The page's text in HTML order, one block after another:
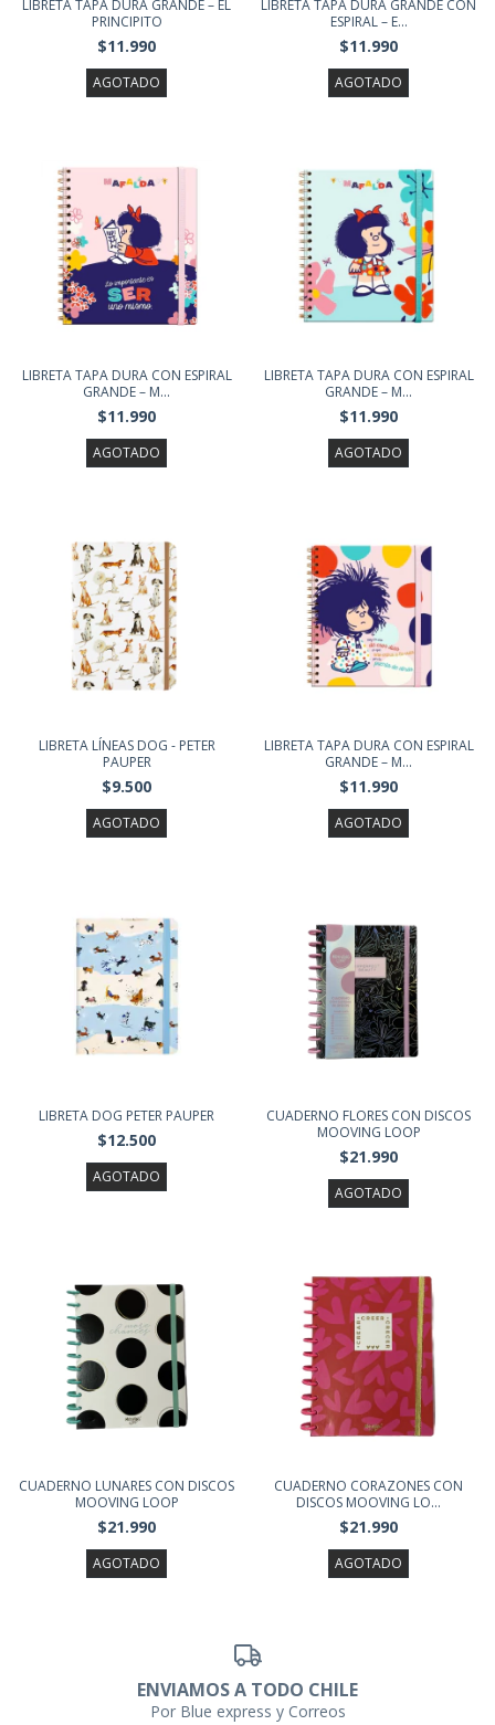
LIBRETA TAPA DURA GRANDE – EL
PRINCIPITO
$11.990
AGOTADO
LIBRETA TAPA DURA GRANDE CON
ESPIRAL – E...
$11.990
AGOTADO
LIBRETA TAPA DURA CON ESPIRAL
GRANDE – M...
$11.990
AGOTADO
LIBRETA TAPA DURA CON ESPIRAL
GRANDE – M...
$11.990
AGOTADO
LIBRETA LÍNEAS DOG - PETER
PAUPER
$9.500
AGOTADO
LIBRETA TAPA DURA CON ESPIRAL
GRANDE – M...
$11.990
AGOTADO
LIBRETA DOG PETER PAUPER
$12.500
AGOTADO
CUADERNO FLORES CON DISCOS
MOOVING LOOP
$21.990
AGOTADO
CUADERNO LUNARES CON DISCOS
MOOVING LOOP
$21.990
AGOTADO
CUADERNO CORAZONES CON
DISCOS MOOVING LO...
$21.990
AGOTADO
ENVIAMOS A TODO CHILE
Por Blue express y Correos